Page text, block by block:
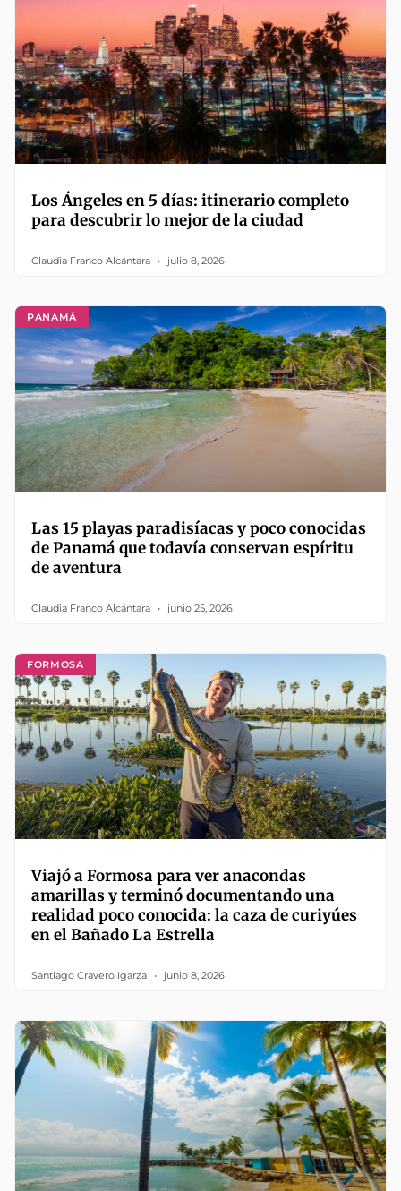
Los Ángeles en 5 días: itinerario completo
para descubrir lo mejor de la ciudad
Claudia Franco Alcántara julio 8, 2026
PANAMÁ
Las 15 playas paradisíacas y poco conocidas
de Panamá que todavía conservan espíritu
de aventura
Claudia Franco Alcántara junio 25, 2026
FORMOSA
Viajó a Formosa para ver anacondas
amarillas y terminó documentando una
realidad poco conocida: la caza de curiyúes
en el Bañado La Estrella
Santiago Cravero Igarza junio 8, 2026